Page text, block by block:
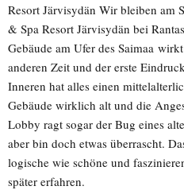
Resort Järvisydän Wir bleiben am
& Spa Resort Järvisydän bei
Gebäude am Ufer des Saimaa
anderen Zeit und der erste
Inneren hat alles einen
Gebäude wirklich alt und die
Lobby ragt sogar der Bug eines
aber bin doch etwas überrascht.
logische wie schöne und
später erfahren.